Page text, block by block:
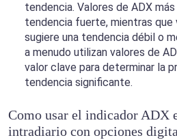
tendencia. Valores de ADX
tendencia fuerte, mientras que
sugiere una tendencia débil o
a menudo utilizan valores de
valor clave para determinar la
tendencia significante.
Como usar el indicador ADX
intradiario con opciones